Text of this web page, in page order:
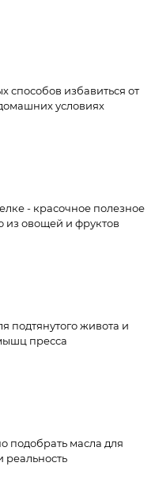
способов избавиться от
условиях
- красочное полезное
из овощей и фруктов
подтянутого живота и
пресса
подобрать масла для